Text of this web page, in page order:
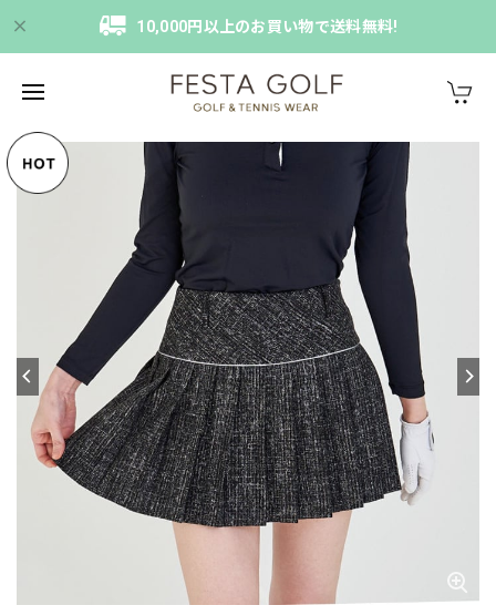
10,000円以上のお買い物で送料無料!